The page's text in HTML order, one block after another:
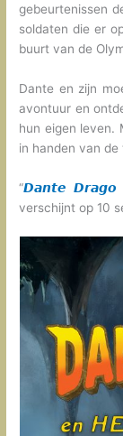
gebeurtenissen
soldaten die er
buurt van de
Dante en zijn
avontuur en
hun eigen leven.
in handen van
“𝘿𝙖𝙣𝙩𝙚 𝘿𝙧𝙖𝙜𝙤
verschijnt op 10